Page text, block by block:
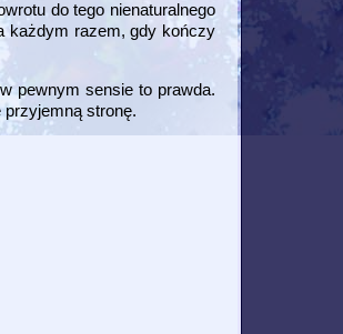
do tego nienaturalnego
każdym razem, gdy kończy
pewnym sensie to prawda.
przyjemną stronę.